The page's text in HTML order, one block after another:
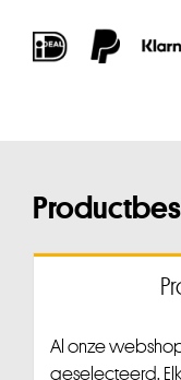
Al onze
geselecteerd.